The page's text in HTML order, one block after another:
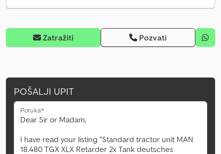
Zatražiti Pozvati
POŠALJI UPIT
Poruka*